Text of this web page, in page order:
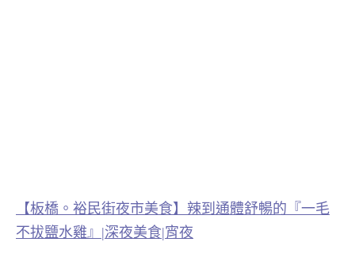
【板橋。裕民街夜市美食】辣到通體舒暢的『一毛
不拔鹽水雞』|深夜美食|宵夜